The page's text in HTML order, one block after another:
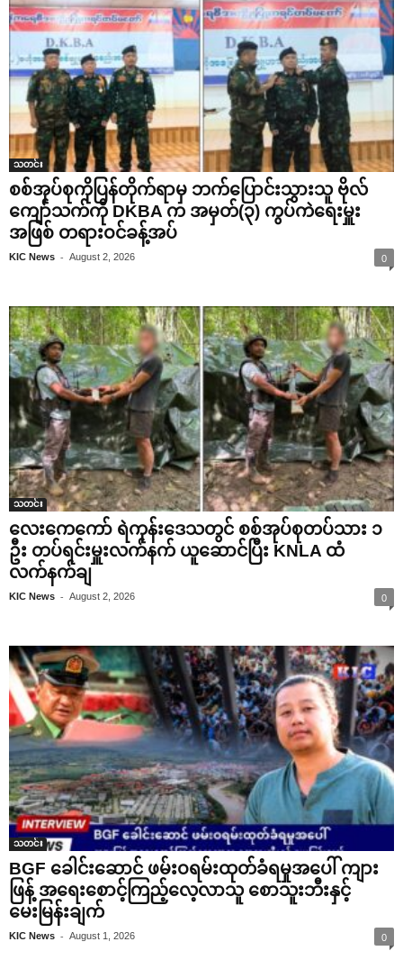
သတင်း
စစ်အုပ်စုကိုပြန်တိုက်ရာမှ ဘက်ပြောင်းသွားသူ ဗိုလ်
ကျော်သက်ကို DKBA က အမှတ်(၃) ကွပ်ကဲရေးမှူး
အဖြစ် တရားဝင်ခန့်အပ်
KIC News - August 2, 2026 0
သတင်း
လေးကေကော် ရဲကုန်းဒေသတွင် စစ်အုပ်စုတပ်သား ၁
ဦး တပ်ရင်းမှူးလက်နက် ယူဆောင်ပြီး KNLA ထံ
လက်နက်ချ
KIC News - August 2, 2026 0
သတင်း
BGF ခေါင်းဆောင် ဖမ်းဝရမ်းထုတ်ခံရမှုအပေါ် ကျား
ဖြန့် အရေးစောင့်ကြည့်လေ့လာသူ စောသူးဘီးနှင့်
မေးမြန်းချက်
KIC News - August 1, 2026 0